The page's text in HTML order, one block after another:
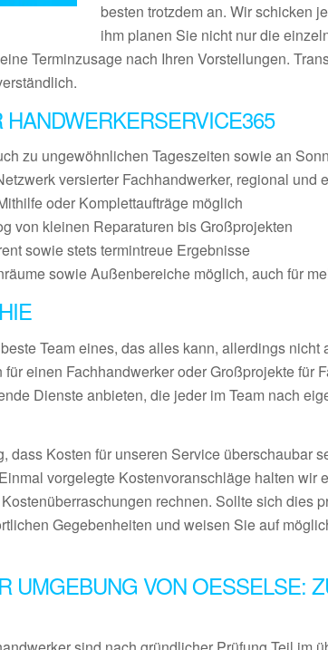
besten trotzdem an. Wir schicken
ihm planen Sie nicht nur die
Terminzusage nach Ihren Vorstellungen.
zu ungewöhnlichen Tageszeiten sowie an
versierter Fachhandwerker, regional und
oder Komplettaufträge möglich
von kleinen Reparaturen bis Großprojekten
sowie stets termintreue Ergebnisse
sowie Außenbereiche möglich, auch für
Team eines, das alles kann, allerdings
einen Fachhandwerker oder Großprojekte für
Dienste anbieten, die jeder im Team nach
dass Kosten für unseren Service überschaubar
vorgelegte Kostenvoranschläge halten wir
rechnen. Sollte sich dies
Gegebenheiten und weisen Sie auf
UMGEBUNG VON OESSELSE: